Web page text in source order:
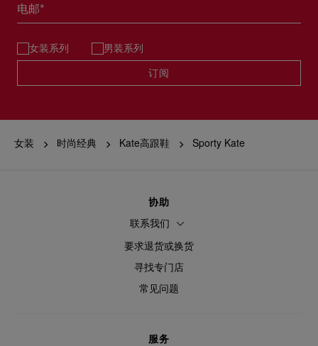
电邮*
女装系列 男装系列
订阅
女装 时尚经典 Kate高跟鞋 Sporty Kate
协助
联系我们
要求退货或换货
寻找专门店
常见问题
服务